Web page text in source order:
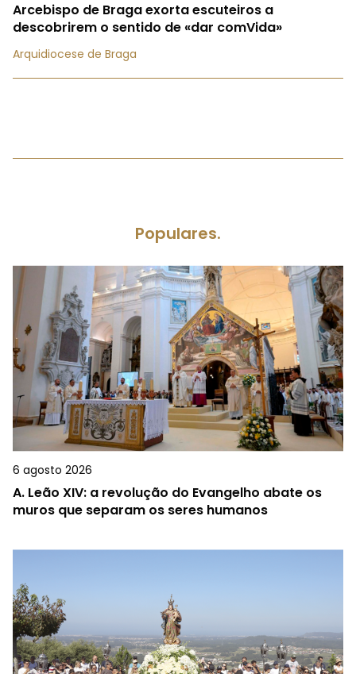
Arcebispo de Braga exorta escuteiros a
descobrirem o sentido de «dar comVida»
Arquidiocese de Braga
Populares.
6 agosto 2026
A. Leão XIV: a revolução do Evangelho abate os
muros que separam os seres humanos